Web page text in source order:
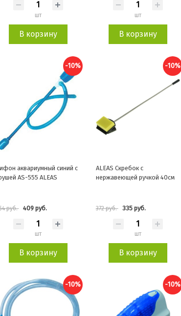
шт
В корзину
шт
В корзину
-10%
аквариумный синий с
AS-555 ALEAS
руб. 409 руб.
шт
В корзину
-10%
ALEAS Скребок с
нержавеющей ручкой 40см
372 руб. 335 руб.
шт
В корзину
-10% -10%